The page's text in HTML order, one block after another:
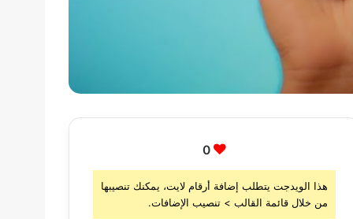
0
هذا الويدجت يتطلب إضافة أرقام لايت، يمكنك تنصيبها
من خلال قائمة القالب > تنصيب الإضافات.